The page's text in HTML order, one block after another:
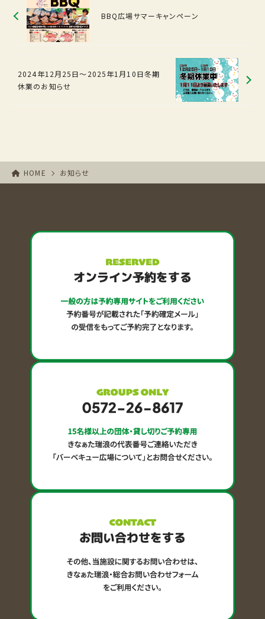
BBQ広場サマーキャンペーン
2024年12月25日～2025年1月10日冬期
休業のお知らせ
HOME お知らせ